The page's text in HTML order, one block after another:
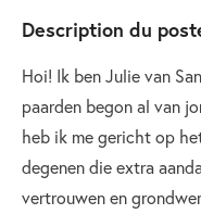
Description du
Hoi! Ik ben Julie van
paarden begon al van
heb ik me gericht op
degenen die extra
vertrouwen en